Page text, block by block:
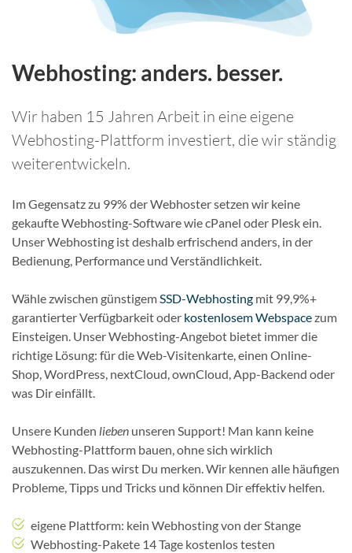
Webhosting: anders. besser.
Wir haben 15 Jahren Arbeit in eine eigene
Webhosting-Plattform investiert, die wir ständig
weiterentwickeln.
Im Gegensatz zu 99% der Webhoster setzen wir keine
gekaufte Webhosting-Software wie cPanel oder Plesk ein.
Unser Webhosting ist deshalb erfrischend anders, in der
Bedienung, Performance und Verständlichkeit.
Wähle zwischen günstigem SSD-Webhosting mit 99,9%+
garantierter Verfügbarkeit oder kostenlosem Webspacezum
Einsteigen. Unser Webhosting-Angebot bietet immer die
richtige Lösung: für die Web-Visitenkarte, einen Online-
Shop, WordPress, nextCloud, ownCloud, App-Backend oder
was Dir einfällt.
Unsere Kunden lieben unseren Support! Man kann keine
Webhosting-Plattform bauen, ohne sich wirklich
auszukennen. Das wirst Du merken. Wir kennen alle häufigen
Probleme, Tipps und Tricks und können Dir effektiv helfen.
eigene Plattform: kein Webhosting von der Stange
Webhosting-Pakete 14 Tage kostenlos testen